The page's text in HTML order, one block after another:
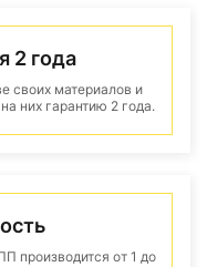
2 года
своих материалов и
них гарантию 2 года.
производится от 1 до